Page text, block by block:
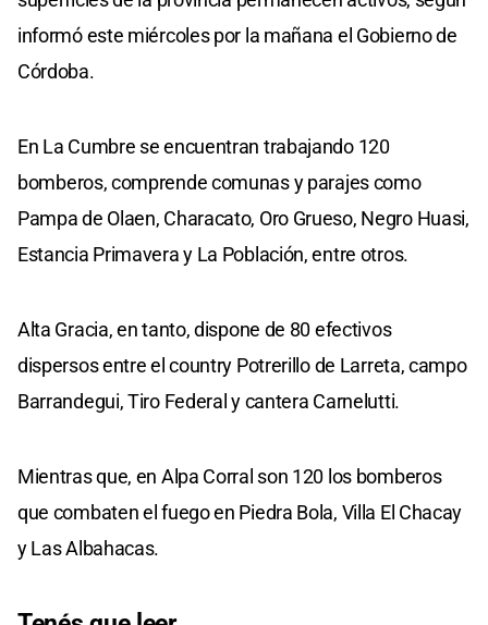
informó este miércoles por la mañana el Gobierno de
Córdoba.
En La Cumbre se encuentran trabajando 120
bomberos, comprende comunas y parajes como
Pampa de Olaen, Characato, Oro Grueso, Negro Huasi,
Estancia Primavera y La Población, entre otros.
Alta Gracia, en tanto, dispone de 80 efectivos
dispersos entre el country Potrerillo de Larreta, campo
Barrandegui, Tiro Federal y cantera Carnelutti.
Mientras que, en Alpa Corral son 120 los bomberos
que combaten el fuego en Piedra Bola, Villa El Chacay
y Las Albahacas.